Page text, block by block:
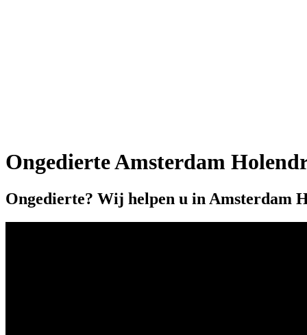
Ongedierte Amsterdam
Ongedierte? Wij helpen u in Amsterdam